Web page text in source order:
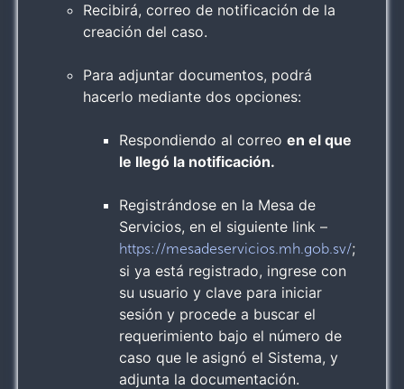
Recibirá, correo de notificación de la
creación del caso.
Para adjuntar documentos, podrá
hacerlo mediante dos opciones:
Respondiendo al correo en el que
le llegó la notificación.
Registrándose en la Mesa de
Servicios, en el siguiente link –
https://mesadeservicios.mh.gob.sv/;
si ya está registrado, ingrese con
su usuario y clave para iniciar
sesión y procede a buscar el
requerimiento bajo el número de
caso que le asignó el Sistema, y
adjunta la documentación.